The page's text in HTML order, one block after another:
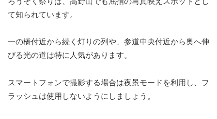
て知られています。
一の橋付近から続く灯りの列や、参道中央付近から奥へ伸
びる光の道は特に人気があります。
スマートフォンで撮影する場合は夜景モードを利用し、フ
ラッシュは使用しないようにしましょう。